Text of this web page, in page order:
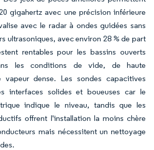
gigahertz avec une précision inférieure
avec le radar à ondes guidées sans
ultrasoniques, avec environ 28 % de part
rentables pour les bassins ouverts
les conditions de vide, de haute
dense. Les sondes capacitives
interfaces solides et boueuses car le
indique le niveau, tandis que les
offrent l'installation la moins chère
mais nécessitent un nettoyage